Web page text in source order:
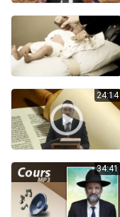
24:14
34:41